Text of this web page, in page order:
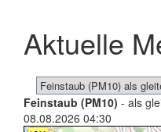
Aktuelle
Feinstaub (PM10) - als
08.08.2026 04:30